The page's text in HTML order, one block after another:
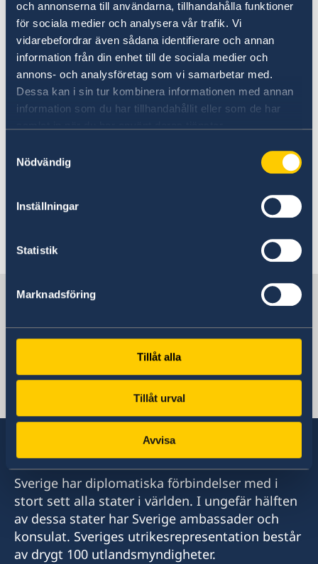
och annonserna till användarna, tillhandahålla funktioner
för sociala medier och analysera vår trafik. Vi
vidarebefordrar även sådana identifierare och annan
information från din enhet till de sociala medier och
annons- och analysföretag som vi samarbetar med.
Dessa kan i sin tur kombinera informationen med annan
information som du har tillhandahållit eller som de har
Nödvändig
Inställningar
Statistik
Marknadsföring
Tillåt alla
Tillåt urval
Avvisa
Utvecklingssamarbete
Service för svenska företag
Anmäla handelshinder
Svenska företag i utlandet
Egyptens ambassad i Stockholm.
Notera att personer med dubbelt
medborgarskap (svenskt-egyptiskt), av Egypten
betraktas som egyptiska medborgare. Läs mer
om dubbelt medborgarskap på
Regeringens webbsida.
Resenärer uppmanas att ha gott om tid för
egyptiska flygplatser.
Senast uppdaterad 21 maj 2026, 13.41
Sverige i Egypten
Sveriges Ambassad
Egypten, Kairo
Sverige har diplomatiska förbindelser med i
stort sett alla stater i världen. I ungefär hälften
av dessa stater har Sverige ambassader och
konsulat. Sveriges utrikesrepresentation består
av drygt 100 utlandsmyndigheter.